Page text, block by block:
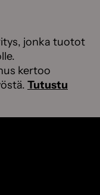
jonka tuotot
kertoo
Tutustu